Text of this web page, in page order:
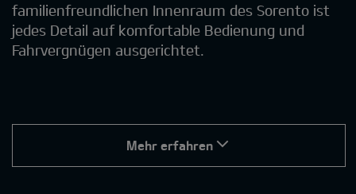
familienfreundlichen Innenraum des Sorento ist
jedes Detail auf komfortable Bedienung und
Fahrvergnügen ausgerichtet.
Mehr erfahren